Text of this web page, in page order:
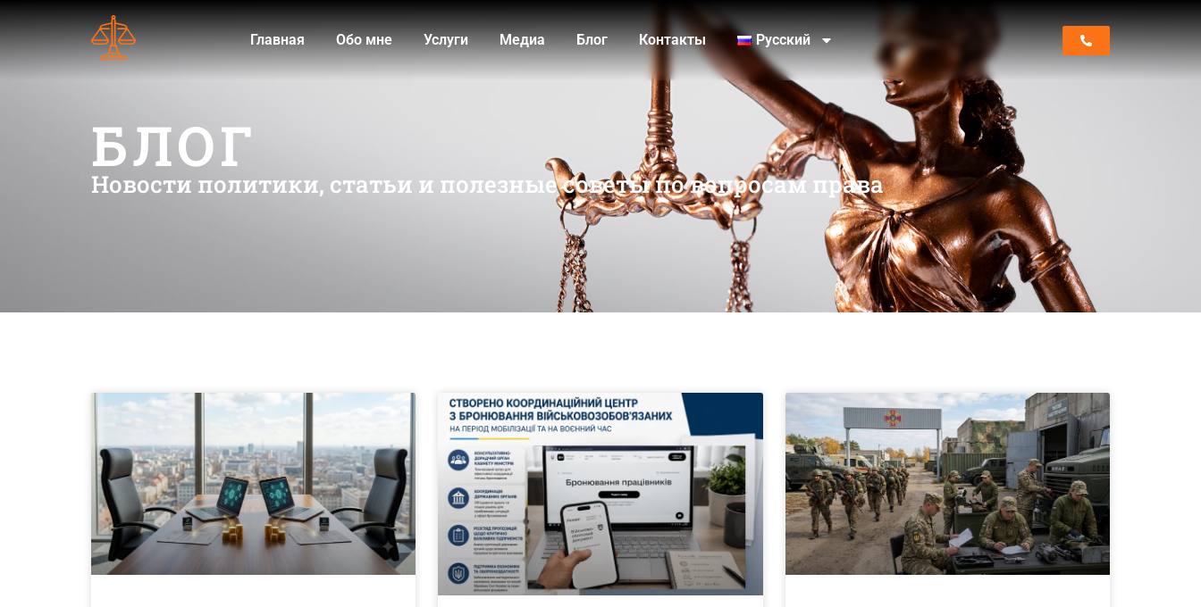
Главная Обо мне Услуги Медиа Блог Контакты Русский
БЛОГ
Новости политики, статьи и полезные советы по вопросам права